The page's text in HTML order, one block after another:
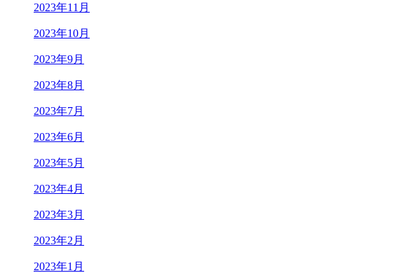
2023年11月
2023年10月
2023年9月
2023年8月
2023年7月
2023年6月
2023年5月
2023年4月
2023年3月
2023年2月
2023年1月